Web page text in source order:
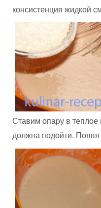
консистенция жидкой
Ставим опару в теплое
должна подойти.